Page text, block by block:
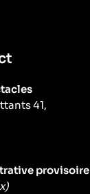
41,
provisoire